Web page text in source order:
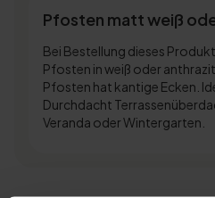
Pfosten matt weiß
Bei Bestellung dieses
Pfosten in weiß oder
Pfosten hat kantige Ecken.
Durchdacht
Veranda oder Wintergarten.